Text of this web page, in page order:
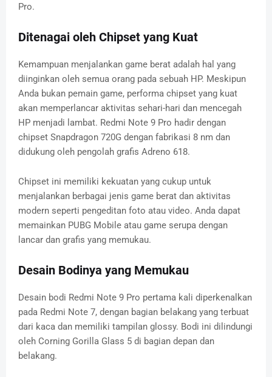
Pro.
Ditenagai oleh Chipset yang Kuat
Kemampuan menjalankan game berat adalah hal yang
diinginkan oleh semua orang pada sebuah HP. Meskipun
Anda bukan pemain game, performa chipset yang kuat
akan memperlancar aktivitas sehari-hari dan mencegah
HP menjadi lambat. Redmi Note 9 Pro hadir dengan
chipset Snapdragon 720G dengan fabrikasi 8 nm dan
didukung oleh pengolah grafis Adreno 618.
Chipset ini memiliki kekuatan yang cukup untuk
menjalankan berbagai jenis game berat dan aktivitas
modern seperti pengeditan foto atau video. Anda dapat
memainkan PUBG Mobile atau game serupa dengan
lancar dan grafis yang memukau.
Desain Bodinya yang Memukau
Desain bodi Redmi Note 9 Pro pertama kali diperkenalkan
pada Redmi Note 7, dengan bagian belakang yang terbuat
dari kaca dan memiliki tampilan glossy. Bodi ini dilindungi
oleh Corning Gorilla Glass 5 di bagian depan dan
belakang.